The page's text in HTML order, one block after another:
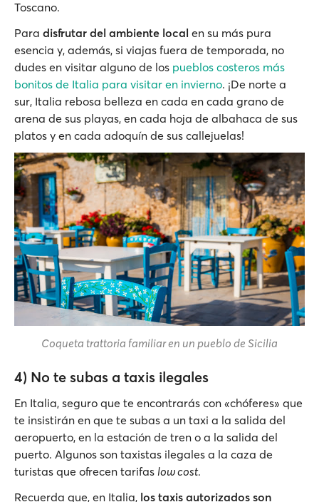
Toscano.
Para disfrutar del ambiente local en su más pura
esencia y, además, si viajas fuera de temporada, no
dudes en visitar alguno de los pueblos costeros más
bonitos de Italia para visitar en invierno. ¡De norte a
sur, Italia rebosa belleza en cada en cada grano de
arena de sus playas, en cada hoja de albahaca de sus
platos y en cada adoquín de sus callejuelas!
Coqueta trattoria familiar en un pueblo de Sicilia
4) No te subas a taxis ilegales
En Italia, seguro que te encontrarás con «chóferes» que
te insistirán en que te subas a un taxi a la salida del
aeropuerto, en la estación de tren o a la salida del
puerto. Algunos son taxistas ilegales a la caza de
turistas que ofrecen tarifas low cost.
Recuerda que, en Italia, los taxis autorizados son